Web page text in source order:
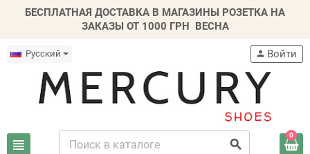
БЕСПЛАТНАЯ ДОСТАВКА В МАГАЗИНЫ РОЗЕТКА НА
ЗАКАЗЫ ОТ 1000 ГРН ВЕСНА
Русский
view_headline search
person Войти
0